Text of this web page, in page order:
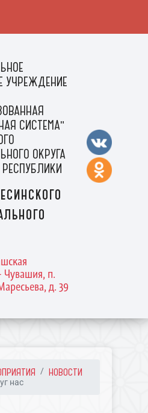
УЧРЕЖДЕНИЕ
СИСТЕМА"
ОКРУГА
Чувашия, п.
д. 39
НОВОСТИ
нас